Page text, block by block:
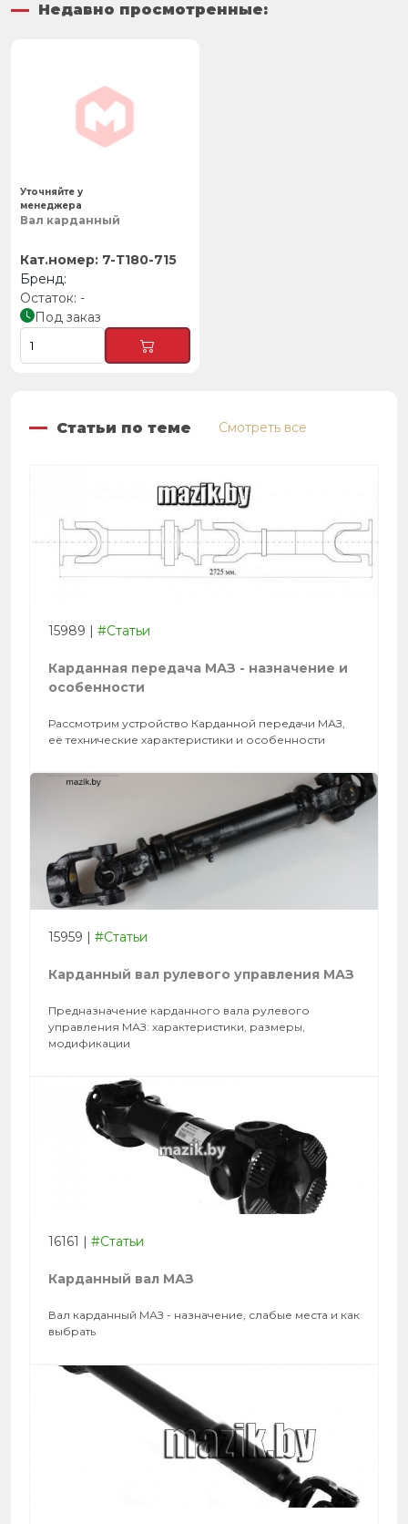
Недавно просмотренные:
Вал карданный
7-Т180-715
-
Под заказ
Уточняйте у
менеджера
Статьи по теме Смотреть все
15989 | #Статьи
Карданная передача МАЗ - назначение и
особенности
Рассмотрим устройство Карданной передачи МАЗ,
её технические характеристики и особенности
15959 | #Статьи
Карданный вал рулевого управления МАЗ
Предназначение карданного вала рулевого
управления МАЗ: характеристики, размеры,
модификации
16161 | #Статьи
Карданный вал МАЗ
Вал карданный МАЗ - назначение, слабые места и как
выбрать